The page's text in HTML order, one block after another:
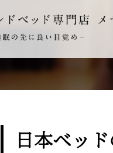
日本ベッ